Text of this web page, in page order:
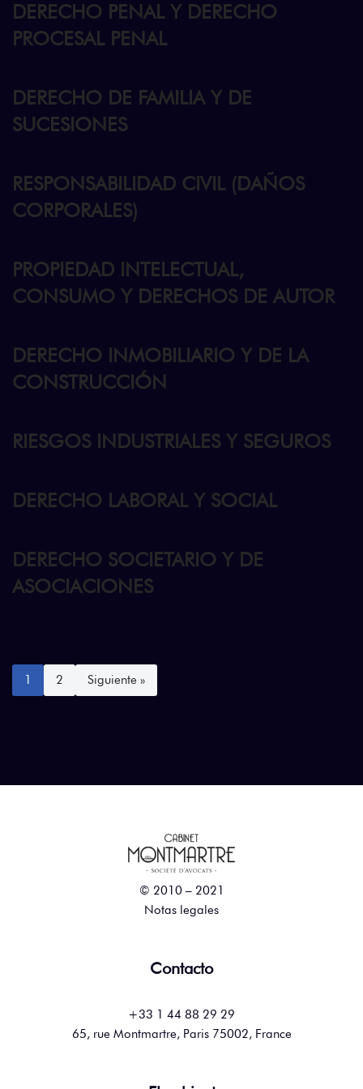
DERECHO PENAL Y DERECHO
PROCESAL PENAL
DERECHO DE FAMILIA Y DE
SUCESIONES
RESPONSABILIDAD CIVIL (DAÑOS
CORPORALES)
PROPIEDAD INTELECTUAL,
CONSUMO Y DERECHOS DE AUTOR
DERECHO INMOBILIARIO Y DE LA
CONSTRUCCIÓN
RIESGOS INDUSTRIALES Y SEGUROS
DERECHO LABORAL Y SOCIAL
DERECHO SOCIETARIO Y DE
ASOCIACIONES
1 2 Siguiente »
© 2010 – 2021
Notas legales
Contacto
+33 1 44 88 29 29
65, rue Montmartre, Paris 75002, France